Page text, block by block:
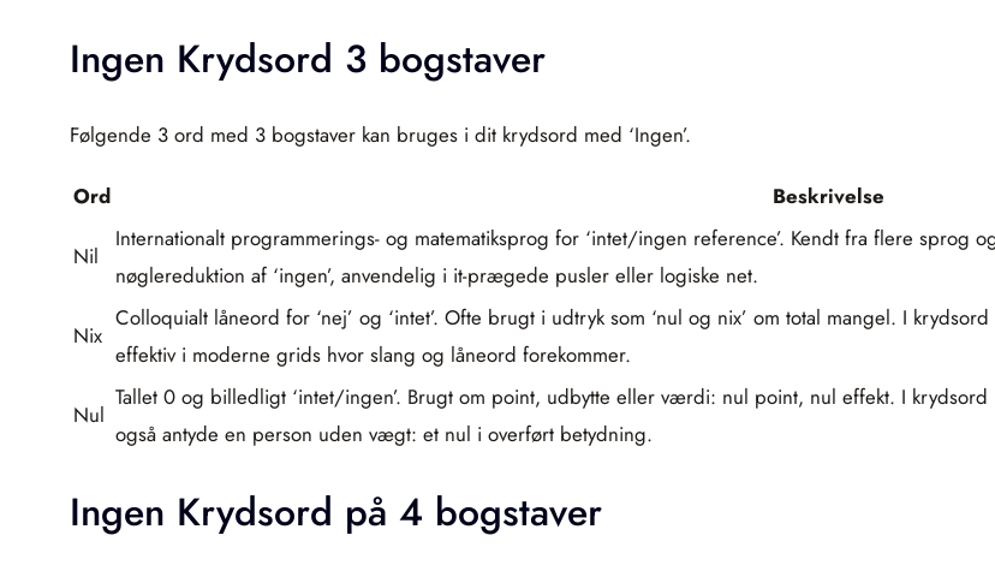
Ingen Krydsord 3 bogstaver
Følgende 3 ord med 3 bogstaver kan bruges i dit krydsord med ‘Ingen’.
Ord Beskrivelse
Nil
Internationalt programmerings- og matematiksprog for ‘intet/ingen reference’. Kendt fra flere sprog
nøglereduktion af ‘ingen’, anvendelig i it-prægede pusler eller logiske net.
Nix
Colloquialt låneord for ‘nej’ og ‘intet’. Ofte brugt i udtryk som ‘nul og nix’ om total mangel. I
effektiv i moderne grids hvor slang og låneord forekommer.
Nul
Tallet 0 og billedligt ‘intet/ingen’. Brugt om point, udbytte eller værdi: nul point, nul effekt. I
også antyde en person uden vægt: et nul i overført betydning.
Ingen Krydsord på 4 bogstaver